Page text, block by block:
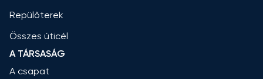
Repülőterek
Összes úticél
A TÁRSASÁG
A csapat